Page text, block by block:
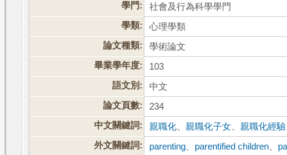
學門:
社會及行為科學學門
學類:
心理學類
論文種類:
學術論文
畢業學年度:
103
語文別:
中文
論文頁數:
234
中文關鍵詞:
親職化 親職化子女 親職化經驗
外文關鍵詞:
parenting parentified children